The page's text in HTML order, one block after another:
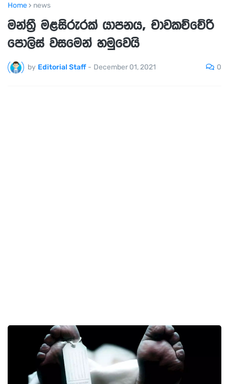
Home news
මන්ත්‍රී මළසිරුරක් යාපනය, චාවකච්චේරි
පොලිස් වසමෙන් හමුවෙයි
by Editorial Staff - December 01, 2021 0